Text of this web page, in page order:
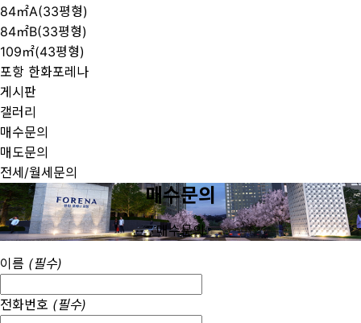
84㎡A(33평형)
84㎡B(33평형)
109㎡(43평형)
포항 한화포레나
게시판
갤러리
매수문의
매도문의
전세/월세문의
매수문의
매수문의
이름 (필수)
전화번호 (필수)